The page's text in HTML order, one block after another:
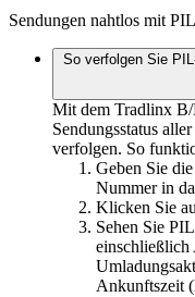
Sendungen nahtlos mit
So verfolgen Sie
Mit dem Tradlinx
Sendungsstatus
verfolgen. So
Geben Sie
Nummer in
Klicken Sie
Sehen Sie
einschließlich
Ankunftszeit